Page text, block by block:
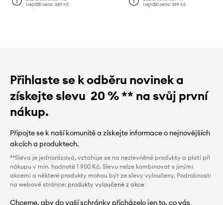
Nejnižší cena:289 Kč
Nejnižší cena: 399 Kč
Přihlaste se k odběru novinek a
získejte slevu 20 %** na svůj první
nákup.
Připojte se k naší komunitě a získejte informace o nejnovějších
akcích a produktech.
**Sleva je jednorázová, vztahuje se na nezlevněné produkty a platí při
nákupu v min. hodnotě 1 900 Kč. Slevu nelze kombinovat s jinými
akcemi a některé produkty mohou být ze slevy vyloučeny. Podrobnosti
na webové stránce: produkty vyloučené z akce
Chceme, aby do vaší schránky přicházelo jen to, co vás